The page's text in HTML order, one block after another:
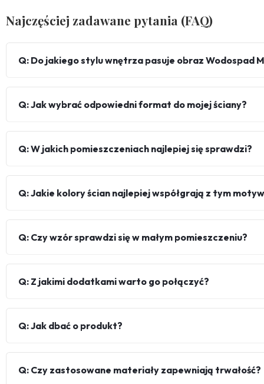
Najczęściej zadawane pytania (FAQ)
Q: Do jakiego stylu wnętrza pasuje obraz Wodospad
Q: Jak wybrać odpowiedni format do mojej ściany?
Q: W jakich pomieszczeniach najlepiej się sprawdzi?
Q: Jakie kolory ścian najlepiej współgrają z tym
Q: Czy wzór sprawdzi się w małym pomieszczeniu?
Q: Z jakimi dodatkami warto go połączyć?
Q: Jak dbać o produkt?
Q: Czy zastosowane materiały zapewniają trwałość?